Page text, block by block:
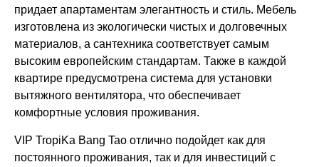
придает апартаментам элегантность и стиль. Мебель
изготовлена ​​из экологически чистых и долговечных
материалов, а сантехника соответствует самым
высоким европейским стандартам. Также в каждой
квартире предусмотрена система для установки
вытяжного вентилятора, что обеспечивает
комфортные условия проживания.
VIP TropiKa Bang Tao отлично подойдет как для
постоянного проживания, так и для инвестиций с